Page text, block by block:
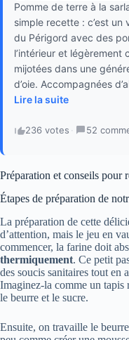
Pomme de terre à la
simple recette : c’est
du Périgord avec des
l’intérieur et légèrement
mijotées dans une
d’oie. Accompagnées
Lire la suite
236 votes · 52
Préparation et conseils pour
Étapes de préparation de
La préparation de cette
d’attention, mais le jeu en
commencer, la farine doit
thermiquement. Ce petit
des soucis sanitaires tout en
Imaginez-la comme un
le beurre et le sucre.
Ensuite, on travaille le